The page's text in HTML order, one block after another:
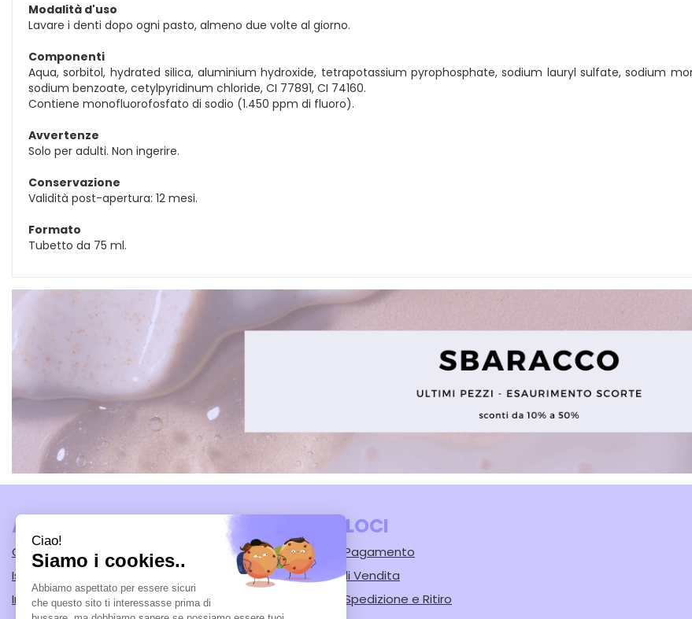
Modalità d'uso
Lavare i denti dopo ogni pasto, almeno due volte al giorno.
Componenti
Aqua, sorbitol, hydrated silica, aluminium hydroxide, tetrapotassium pyrophosphate, sodium lauryl sulfate, sodium
sodium benzoate, cetylpyridinum chloride, CI 77891, CI 74160.
Contiene monofluorofosfato di sodio (1.450 ppm di fluoro).
Avvertenze
Solo per adulti. Non ingerire.
Conservazione
Validità post-apertura: 12 mesi.
Formato
Tubetto da 75 ml.
AREA UTENTE
Contatti
Iscrizione alla Newsletter
Informativa Privacy
LINK VELOCI
Modalità di Pagamento
Condizioni di Vendita
Modalità di Spedizione e Ritiro